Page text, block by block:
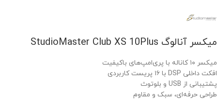
میکسر آنالوگ StudioMaster Club XS 10Plus
میکسر ۱۰ کاناله با پری‌امپ‌های باکیفیت
افکت داخلی DSP با ۱۶ پریست کاربردی
پشتیبانی از USB و بلوتوث
طراحی حرفه‌ای، سبک و مقاوم